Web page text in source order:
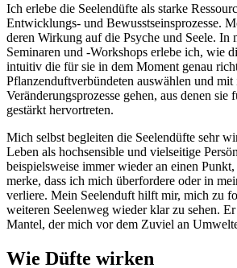
Ich erlebe die Seelendüfte als starke
Entwicklungs- und Bewusstseinsprozesse.
deren Wirkung auf die Psyche und Seele. In
Seminaren und -Workshops erlebe ich, wie
intuitiv die für sie in dem Moment genau
Pflanzenduftverbündeten auswählen und
Veränderungsprozesse gehen, aus denen
gestärkt hervortreten.
Mich selbst begleiten die Seelendüfte sehr
Leben als hochsensible und vielseitige
beispielsweise immer wieder an einen
merke, dass ich mich überfordere oder in
verliere. Mein Seelenduft hilft mir, mich zu
weiteren Seelenweg wieder klar zu sehen.
Mantel, der mich vor dem Zuviel an
Wie Düfte wirken